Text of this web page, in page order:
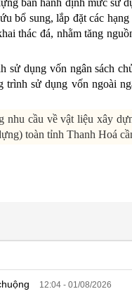
bổ sung, lắp đặt các
thác đá, nhằm tăng
sử dụng vốn ngân sách
trình sử dụng vốn ngoài
nhu cầu về vật liệu xây
toàn tỉnh Thanh Hoá
12:04 - 01/08/2026